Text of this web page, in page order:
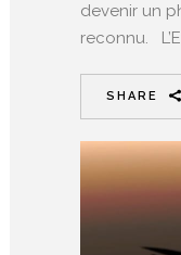
devenir un
reconnu.
SHARE